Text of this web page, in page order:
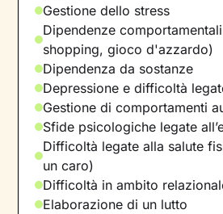
Gestione dello stress
Dipendenze
shopping, gioco d'azzardo)
Dipendenza da sostanze
Depressione e difficoltà
Gestione di comportamenti
Sfide psicologiche legate
Difficoltà legate alla salute
un caro)
Difficoltà in ambito
Elaborazione di un lutto